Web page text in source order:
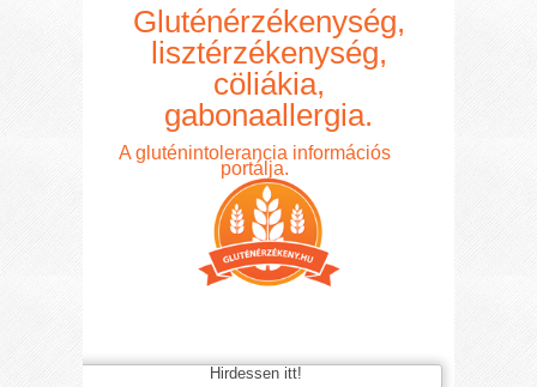
Gluténérzékenység,
lisztérzékenység,
cöliákia,
gabonaallergia.
A gluténintolerancia információs
portálja.
Hirdessen itt!